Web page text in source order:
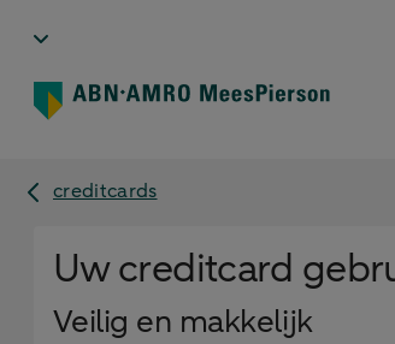
creditcards
Uw creditcard
Veilig en makkelijk